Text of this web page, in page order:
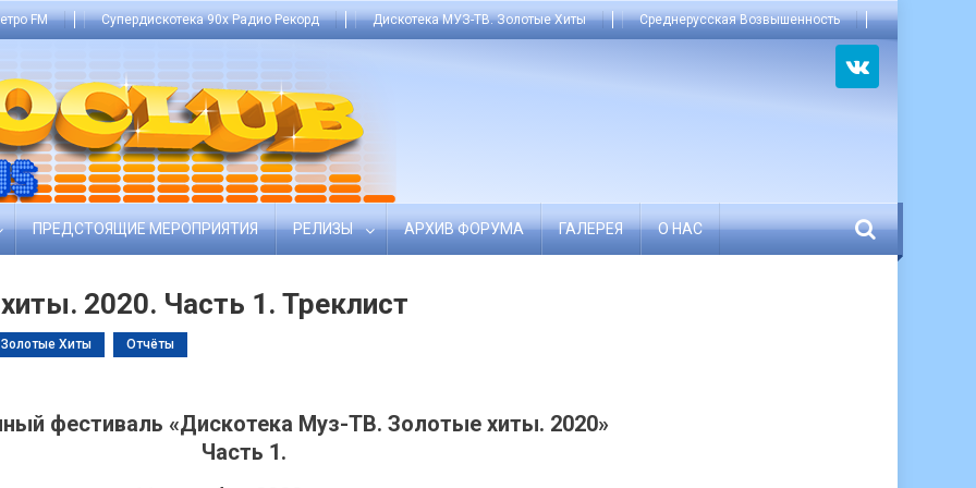
FM Супердискотека 90х Радио Рекорд Дискотека МУЗ-ТВ. Золотые Хиты Среднерусская Возвышенность
ПРЕДСТОЯЩИЕ МЕРОПРИЯТИЯ РЕЛИЗЫ АРХИВ ФОРУМА ГАЛЕРЕЯ О НАС
2020. Часть 1. Треклист
Хиты Отчёты
фестиваль «Дискотека Муз-ТВ. Золотые хиты. 2020»
Часть 1.